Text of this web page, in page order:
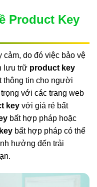
Product Key
cảm, do đó việc bảo vệ
lưu trữ product key
thông tin cho người
với các trang web
key với giá rẻ bất
bất hợp pháp hoặc
bất hợp pháp có thể
hưởng đến trải